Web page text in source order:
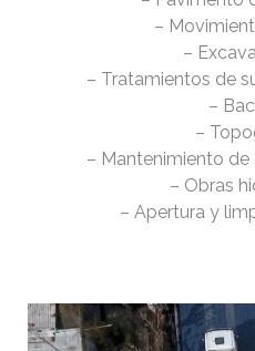
–
–
– Tratamientos de
–
–
– Mantenimiento
– Obras
– Apertura y